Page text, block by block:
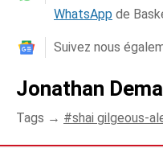
WhatsApp de
Suivez nous
Jonathan
Tags → shai gilgeous-